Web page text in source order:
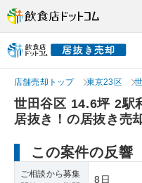
店舗売却トップ 東京23区
世田谷区 14.6坪 2駅
居抜き！の居抜き売
この案件の反響
ご相談から募集
8日